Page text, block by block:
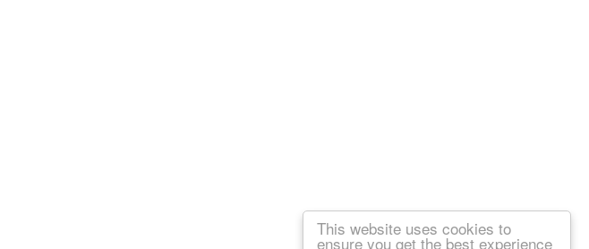
This website uses cookies to
ensure you get the best experience